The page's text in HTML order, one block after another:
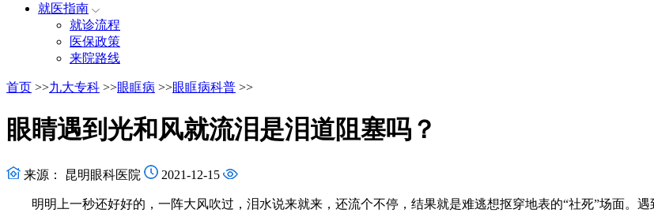
就医指南
就诊流程
医保政策
来院路线
首页 >>九大专科 >>眼眶病 >>眼眶病科普 >>
眼睛遇到光和风就流泪是泪道阻塞吗？
来源： 昆明眼科医院 2021-12-15
明明上一秒还好好的，一阵大风吹过，泪水说来就来，还流个不停，结果就是难逃想抠穿地表的“社死”场面。